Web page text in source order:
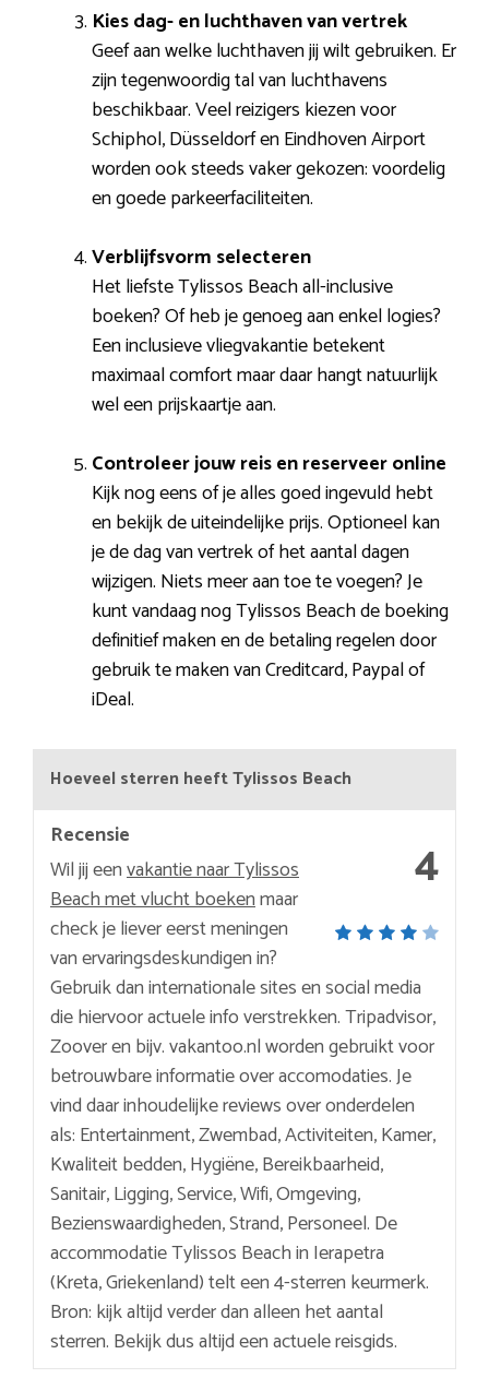
Kies dag- en luchthaven van vertrek
Geef aan welke luchthaven jij wilt gebruiken. Er
zijn tegenwoordig tal van luchthavens
beschikbaar. Veel reizigers kiezen voor
Schiphol, Düsseldorf en Eindhoven Airport
worden ook steeds vaker gekozen: voordelig
en goede parkeerfaciliteiten.
Verblijfsvorm selecteren
Het liefste Tylissos Beach all-inclusive
boeken? Of heb je genoeg aan enkel logies?
Een inclusieve vliegvakantie betekent
maximaal comfort maar daar hangt natuurlijk
wel een prijskaartje aan.
Controleer jouw reis en reserveer online
Kijk nog eens of je alles goed ingevuld hebt
en bekijk de uiteindelijke prijs. Optioneel kan
je de dag van vertrek of het aantal dagen
wijzigen. Niets meer aan toe te voegen? Je
kunt vandaag nog Tylissos Beach de boeking
definitief maken en de betaling regelen door
gebruik te maken van Creditcard, Paypal of
iDeal.
Hoeveel sterren heeft Tylissos Beach
4
Recensie
Wil jij eenvakantie naar Tylissos
Beach met vlucht boekenmaar
check je liever eerst meningen
van ervaringsdeskundigen in?
Gebruik dan internationale sites en social media
die hiervoor actuele info verstrekken. Tripadvisor,
Zoover en bijv. vakantoo.nl worden gebruikt voor
betrouwbare informatie over accomodaties. Je
vind daar inhoudelijke reviews over onderdelen
als: Entertainment, Zwembad, Activiteiten, Kamer,
Kwaliteit bedden, Hygiëne, Bereikbaarheid,
Sanitair, Ligging, Service, Wifi, Omgeving,
Bezienswaardigheden, Strand, Personeel. De
accommodatie Tylissos Beach in Ierapetra
(Kreta, Griekenland) telt een 4-sterren keurmerk.
Bron: kijk altijd verder dan alleen het aantal
sterren. Bekijk dus altijd een actuele reisgids.